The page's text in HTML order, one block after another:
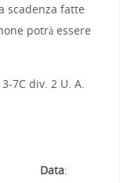
scadenza fatte
potrà essere
7C div. 2 U. A.
Data: